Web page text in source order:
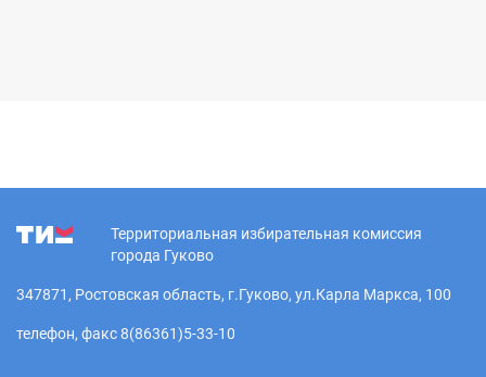
Территориальная избирательная комиссия
города Гуково
347871, Ростовская область, г.Гуково, ул.Карла Маркса, 100
телефон, факс 8(86361)5-33-10